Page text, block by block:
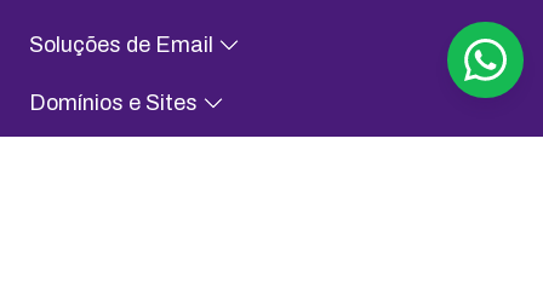
Soluções de Email
Domínios e Sites